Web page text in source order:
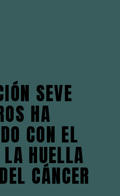
SEVE
HA
CON EL
HUELLA
CÁNCER